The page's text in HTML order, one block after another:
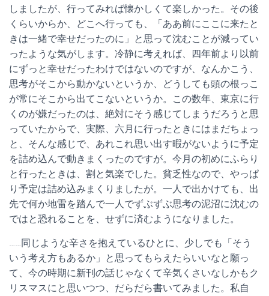
しましたが、行ってみれば懐かしくて楽しかった。その後
くらいからか、どこへ行っても、「ああ前にここに来たと
きは一緒で幸せだったのに」と思って沈むことが減ってい
ったような気がします。冷静に考えれば、四年前より以前
にずっと幸せだったわけではないのですが、なんかこう、
思考がそこから動かないというか、どうしても頭の根っこ
が常にそこから出てこないというか。この数年、東京に行
くのが嫌だったのは、絶対にそう感じてしまうだろうと思
っていたからで、実際、六月に行ったときにはまだちょっ
と、そんな感じで、あれこれ思い出す暇がないように予定
を詰め込んで動きまくったのですが。今月の初めにふらり
と行ったときは、割と気楽でした。貧乏性なので、やっぱ
り予定は詰め込みまくりましたが。一人で出かけても、出
先で何か地雷を踏んで一人でずぶずぶ思考の泥沼に沈むの
ではと恐れることを、せずに済むようになりました。
……同じような辛さを抱えているひとに、少しでも「そう
いう考え方もあるか」と思ってもらえたらいいなと願っ
て、今の時期に新刊の話じゃなくて辛気くさいなしかもク
リスマスにと思いつつ、だらだら書いてみました。私自